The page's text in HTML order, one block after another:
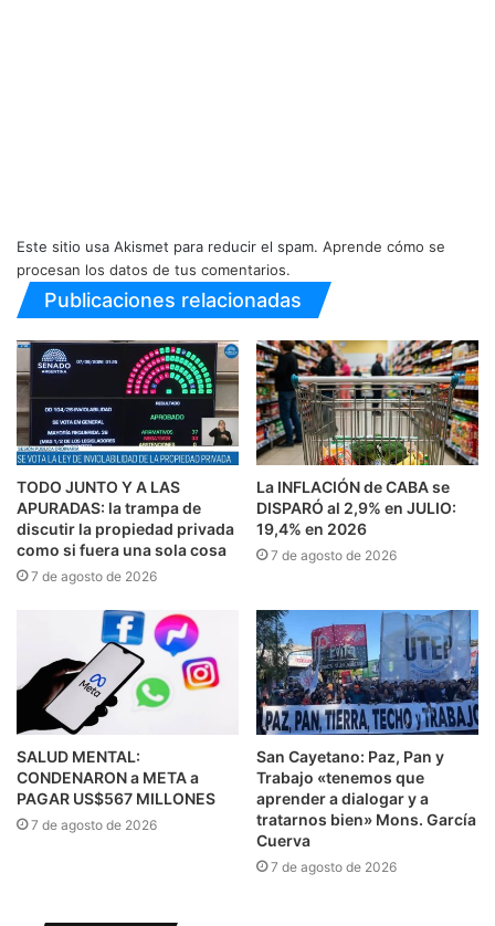
Este sitio usa Akismet para reducir el spam. Aprende cómo se
procesan los datos de tus comentarios.
Publicaciones relacionadas
TODO JUNTO Y A LAS
APURADAS: la trampa de
discutir la propiedad privada
como si fuera una sola cosa
7 de agosto de 2026
La INFLACIÓN de CABA se
DISPARÓ al 2,9% en JULIO:
19,4% en 2026
7 de agosto de 2026
SALUD MENTAL:
CONDENARON a META a
PAGAR US$567 MILLONES
7 de agosto de 2026
San Cayetano: Paz, Pan y
Trabajo «tenemos que
aprender a dialogar y a
tratarnos bien» Mons. García
Cuerva
7 de agosto de 2026